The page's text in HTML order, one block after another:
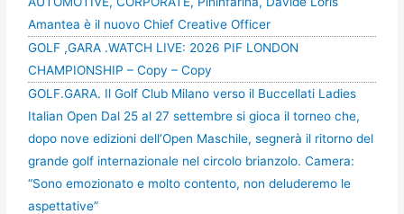
Amantea è il nuovo Chief Creative Officer
GOLF ,GARA .WATCH LIVE: 2026 PIF LONDON
CHAMPIONSHIP – Copy – Copy
GOLF.GARA. Il Golf Club Milano verso il Buccellati Ladies
Italian Open Dal 25 al 27 settembre si gioca il torneo che,
dopo nove edizioni dell’Open Maschile, segnerà il ritorno del
grande golf internazionale nel circolo brianzolo. Camera:
“Sono emozionato e molto contento, non deluderemo le
aspettative”